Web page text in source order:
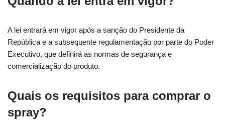
A lei entrará em vigor após a sanção do Presidente da
República e a subsequente regulamentação por parte do Poder
Executivo, que definirá as normas de segurança e
comercialização do produto.
Quais os requisitos para comprar o
spray?